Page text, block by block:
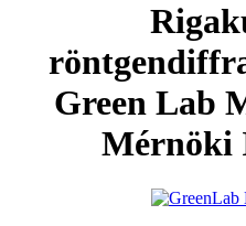
Green Lab
Mérnöki